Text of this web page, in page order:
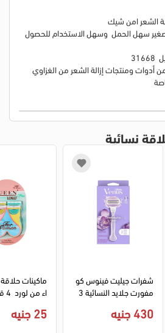
الشعر امن شيك
سهل الحمل وسهل الاستخدام للحصول
أدوات ومنتجات إزالة الشعر من الغزاوي
نسائية
شفرات جيليت فينوس كو
طعة
430 جنيه
ماكينات
اء من لورد  4 قطع
25 جنيه